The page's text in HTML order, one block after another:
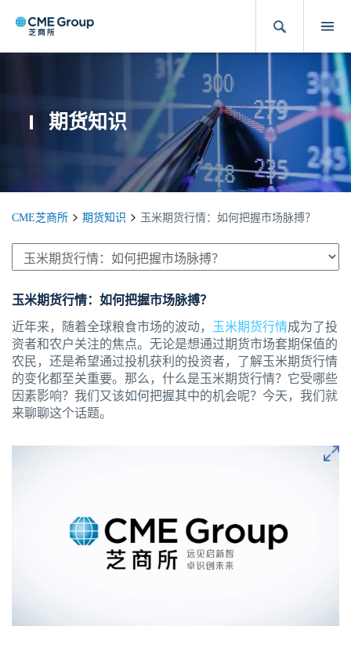
期货知识
CME芝商所 期货知识 玉米期货行情：如何把握市场脉搏？
玉米期货行情：如何把握市场脉搏？
近年来，随着全球粮食市场的波动，
玉米期货行情成为了投
资者和农户关注的焦点。无论是想通过期货市场套期保值的
农民，还是希望通过投机获利的投资者，了解玉米期货行情
的变化都至关重要。那么，什么是玉米期货行情？它受哪些
因素影响？我们又该如何把握其中的机会呢？今天，我们就
来聊聊这个话题。